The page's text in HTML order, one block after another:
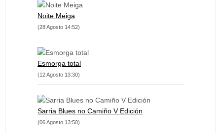
Noite Meiga
(28 Agosto 14:52)
Esmorga total
(12 Agosto 13:30)
Sarria Blues no Camiño V Edición
(06 Agosto 13:50)